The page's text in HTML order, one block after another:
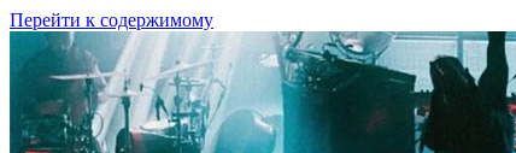
Перейти к содержимому